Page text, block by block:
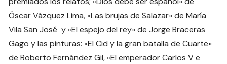
Óscar Vázquez Lima, «Las brujas de Salazar» de María
Vila San José y «El espejo del rey» de Jorge Braceras
Gago y las pinturas: «El Cid y la gran batalla de Cuarte»
de Roberto Fernández Gil, «El emperador Carlos V e